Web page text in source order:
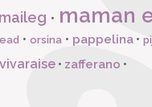
maileg • maman
• orsina • pappelina•
vivaraise • zafferano •